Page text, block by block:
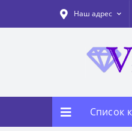
Наш адрес
Список